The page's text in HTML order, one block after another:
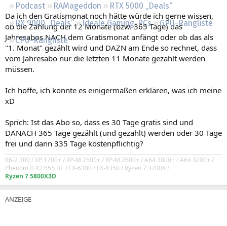
Podcast RAMageddon
RTX 5000 „Deals“
RX 9000 „Deals“
Ideale Gaming-PCs
GPU-Rangliste
CPU-Rangliste
Da ich den Gratismonat noch hätte würde ich gerne wissen,
ob die Zählung der 12 Monate (bzw. 365 Tage) das
Jahresabos NACH dem Gratismonat anfängt oder ob das als
"1. Monat" gezählt wird und DAZN am Ende so rechnet, dass
vom Jahresabo nur die letzten 11 Monate gezahlt werden
müssen.
Ich hoffe, ich konnte es einigermaßen erklären, was ich meine
xD
Sprich: Ist das Abo so, dass es 30 Tage gratis sind und
DANACH 365 Tage gezählt (und gezahlt) werden oder 30 Tage
frei und dann 335 Tage kostenpflichtig?
K6-2 300 / XP 1700+ / XP-M 2500+ / XP-M 2600+ / A64 3000+ / A64 3200+ /
Phenom II X2 555 BE / FX-6300 / FX-8350 / Ryzen 7 3700X /
Ryzen 7 5800X3D